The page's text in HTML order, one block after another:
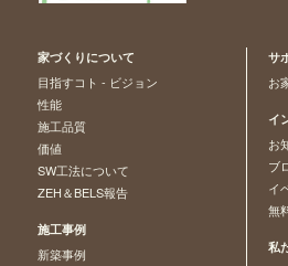
家づくりについて
目指すコト - ビジョン
性能
施工品質
価値
SW工法について
ZEH＆BELS報告
施工事例
新築事例
サ
お
イ
お
ブ
イ
無
私